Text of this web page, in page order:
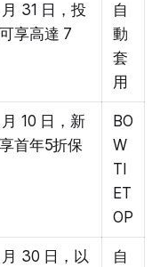
31 日，投
享高達 7
自
動
套
用
10 日，新
首年5折保
BO
W
TI
ET
OP
30 日，以
自